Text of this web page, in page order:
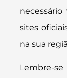
necessário
sites
na sua
Lembre-